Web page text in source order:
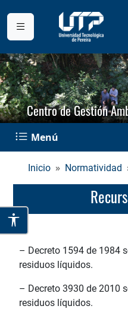
Centro de Gestión
Menú
Inicio Normatividad
– Decreto 1594 de 1984
residuos líquidos.
– Decreto 3930 de 2010
residuos líquidos.